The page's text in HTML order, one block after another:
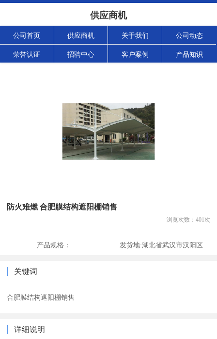
供应商机
公司首页 供应商机 关于我们 公司动态
荣誉认证 招聘中心 客户案例 产品知识
防火难燃 合肥膜结构遮阳棚销售
浏览次数： 401次
产品规格： 发货地:湖北省武汉市汉阳区
关键词
合肥膜结构遮阳棚销售
详细说明